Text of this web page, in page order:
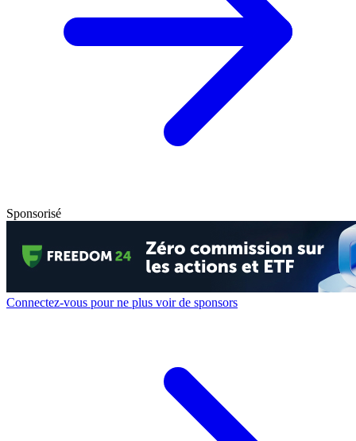
Sponsorisé
Connectez-vous pour ne plus voir de sponsors